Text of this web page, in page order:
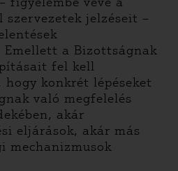
szervezetek jelzéseit –
Emellett a Bizottságnak
fel kell
konkrét lépéseket
való megfelelés
akár
eljárások, akár más
mechanizmusok